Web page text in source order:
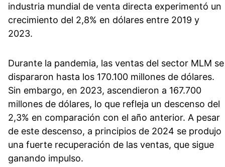
industria mundial de venta directa experimentó un
crecimiento del 2,8% en dólares entre 2019 y
2023.
Durante la pandemia, las ventas del sector MLM se
dispararon hasta los 170.100 millones de dólares.
Sin embargo, en 2023, ascendieron a 167.700
millones de dólares, lo que refleja un descenso del
2,3% en comparación con el año anterior. A pesar
de este descenso, a principios de 2024 se produjo
una fuerte recuperación de las ventas, que sigue
ganando impulso.